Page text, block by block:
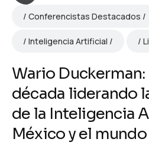
Conferencistas Destacados
Inteligencia Artificial
Wario Duckerman:
década liderando
de la Inteligencia
México y el mundo